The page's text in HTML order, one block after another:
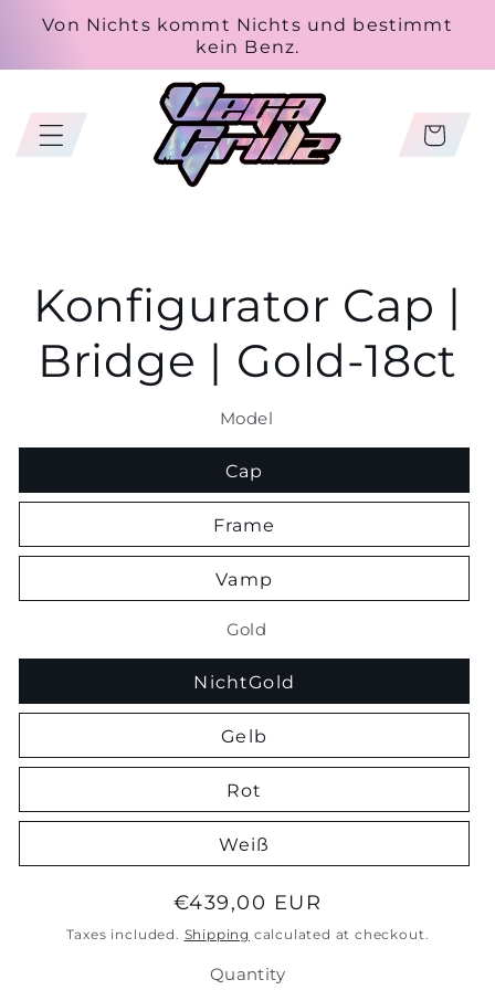
Skip to
Von Nichts kommt Nichts und bestimmt
kein Benz.
Cart
Skip to
product
information
Konfigurator Cap |
Bridge | Gold-18ct
Model
Cap
Frame
Vamp
Gold
NichtGold
Gelb
Rot
Weiß
Regular
price
€439,00 EUR
Taxes included. Shipping calculated at checkout.
Quantity